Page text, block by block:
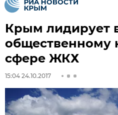
Крым лидирует
общественному
сфере ЖКХ
15:04 24.10.2017